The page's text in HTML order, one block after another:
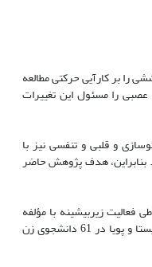
را بر کارآیی حرکتی مطالعه
عصبی را مسئول این تغییرات
و قلبی و تنفسی نیز با
بنابراین، هدف پژوهش حاضر
فعالیت زیربیشینه با مؤلفه
آهسته اکسیژن مصرفی به دنبال کشش ایستا و پویا در 61 دانشجوی زن